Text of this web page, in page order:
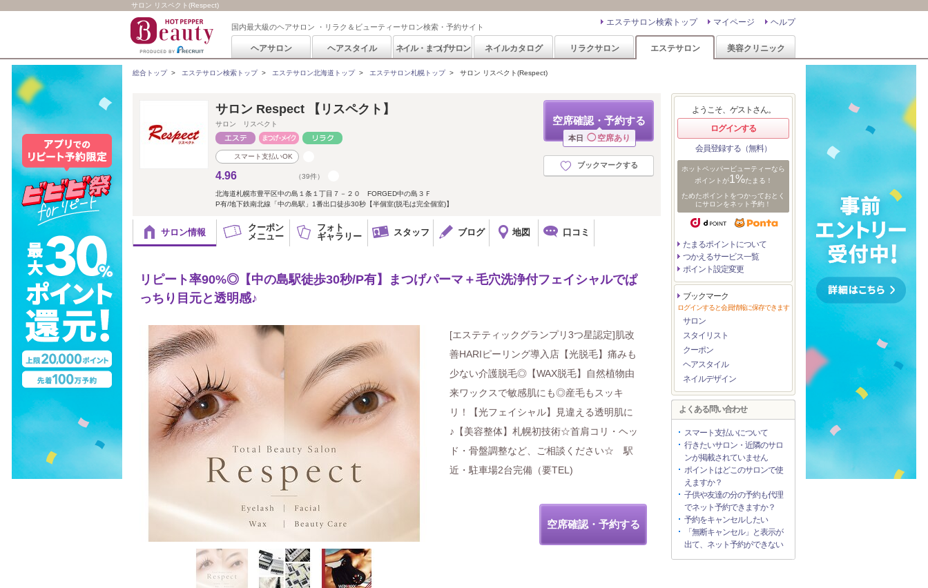
サロン リスペクト(Respect)
国内最大級のヘアサロン ・リラク＆ビューティーサロン検索・予約サイト ヘルプ
マイページ
エステサロン検索トップ
ヘアサロン ヘアスタイル ネイル・まつげサロン ネイルカタログ リラクサロン エステサロン 美容クリニック
総合トップ> エステサロン検索トップ> エステサロン北海道トップ> エステサロン札幌トップ> サロン リスペクト(Respect)
空席確認・予約する
本日 ◯ 空席あり
ブックマークする
サロン Respect 【リスペクト】
サロン リスペクト
スマート支払いOK
4.96 （39件）
北海道札幌市豊平区中の島１条１丁目７－２０ FORGED中の島３Ｆ
P有/地下鉄南北線「中の島駅」1番出口徒歩30秒【半個室(脱毛は完全個室)】
サロン情報
クーポン
メニュー
フォト
ギャラリー
スタッフ ブログ 地図 口コミ
リピート率90%◎【中の島駅徒歩30秒/P有】まつげパーマ＋毛穴洗浄付フェイシャルでぱ
っちり目元と透明感♪
[エステティックグランプリ3つ星認定]肌改
善HARIピーリング導入店【光脱毛】痛みも
少ない介護脱毛◎【WAX脱毛】自然植物由
来ワックスで敏感肌にも◎産毛もスッキ
リ！【光フェイシャル】見違える透明肌に
♪【美容整体】札幌初技術☆首肩コリ・ヘッ
ド・骨盤調整など、ご相談ください☆ 駅
近・駐車場2台完備（要TEL)
空席確認・予約する
ようこそ、ゲストさん。
ログインする
会員登録する（無料）
ホットペッパービューティーなら
ポイントが1%たまる！
ためたポイントをつかっておとく
にサロンをネット予約！
たまるポイントについて
つかえるサービス一覧
ポイント設定変更
ブックマーク
ログインすると会員情報に保存できます
サロン
スタイリスト
クーポン
ヘアスタイル
ネイルデザイン
よくある問い合わせ
スマート支払いについて
行きたいサロン・近隣のサロ
ンが掲載されていません
ポイントはどこのサロンで使
えますか？
子供や友達の分の予約も代理
でネット予約できますか？
予約をキャンセルしたい
「無断キャンセル」と表示が
出て、ネット予約ができない